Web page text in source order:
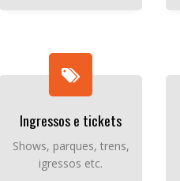
Ingressos e tickets
Shows, parques, trens,
igressos etc.